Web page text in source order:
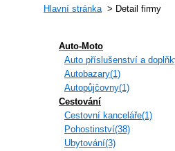
Hlavní stránka> Detail firmy
Auto-Moto
Auto příslušenství a
Autobazary(1)
Autopůjčovny(1)
Cestování
Cestovní kanceláře(1)
Pohostinství(38)
Ubytování(3)